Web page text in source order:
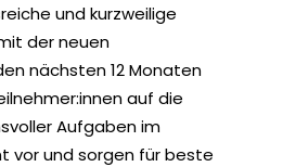
und kurzweilige
der neuen
nächsten 12 Monaten
auf die
Aufgaben im
vor und sorgen für beste